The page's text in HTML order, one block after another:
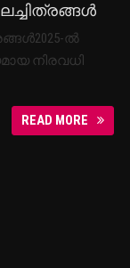
ൽ
നിരവധി
READ MORE